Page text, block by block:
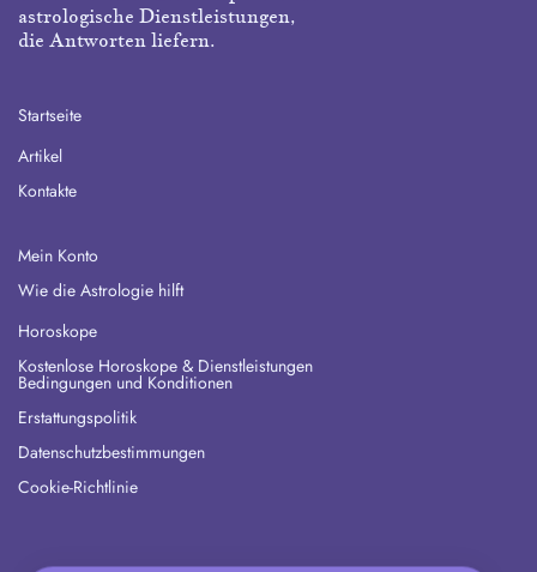
astrologische Dienstleistungen,
die Antworten liefern.
Startseite
Artikel
Kontakte
Mein Konto
Wie die Astrologie hilft
Horoskope
Kostenlose Horoskope & Dienstleistungen
Bedingungen und Konditionen
Erstattungspolitik
Datenschutzbestimmungen
Cookie-Richtlinie